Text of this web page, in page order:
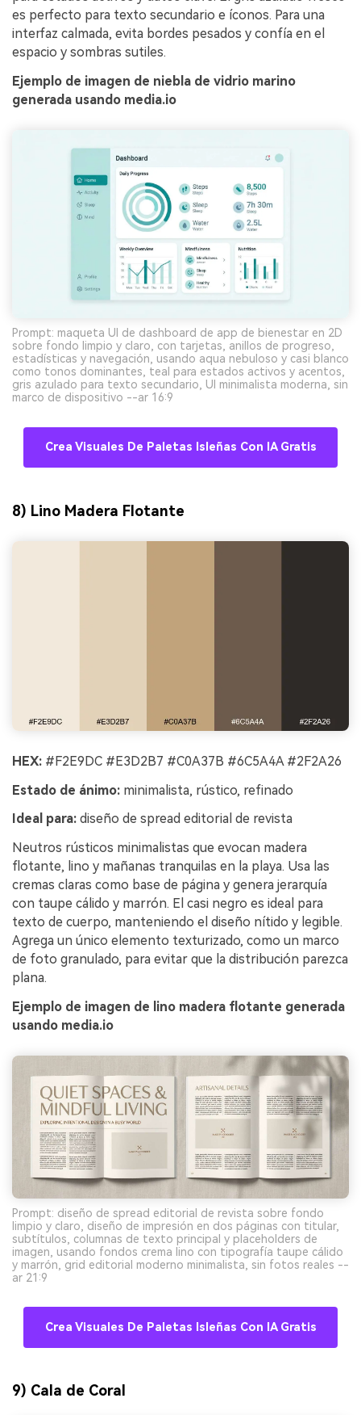
es perfecto para texto secundario e íconos. Para una
interfaz calmada, evita bordes pesados y confía en el
espacio y sombras sutiles.
Ejemplo de imagen de niebla de vidrio marino
generada usando media.io
Prompt: maqueta UI de dashboard de app de bienestar en 2D
sobre fondo limpio y claro, con tarjetas, anillos de progreso,
estadísticas y navegación, usando aqua nebuloso y casi blanco
como tonos dominantes, teal para estados activos y acentos,
gris azulado para texto secundario, UI minimalista moderna, sin
marco de dispositivo --ar 16:9
Crea Visuales De Paletas Isleñas Con IA Gratis
8) Lino Madera Flotante
HEX: #F2E9DC #E3D2B7 #C0A37B #6C5A4A #2F2A26
Estado de ánimo: minimalista, rústico, refinado
Ideal para: diseño de spread editorial de revista
Neutros rústicos minimalistas que evocan madera
flotante, lino y mañanas tranquilas en la playa. Usa las
cremas claras como base de página y genera jerarquía
con taupe cálido y marrón. El casi negro es ideal para
texto de cuerpo, manteniendo el diseño nítido y legible.
Agrega un único elemento texturizado, como un marco
de foto granulado, para evitar que la distribución parezca
plana.
Ejemplo de imagen de lino madera flotante generada
usando media.io
Prompt: diseño de spread editorial de revista sobre fondo
limpio y claro, diseño de impresión en dos páginas con titular,
subtítulos, columnas de texto principal y placeholders de
imagen, usando fondos crema lino con tipografía taupe cálido
y marrón, grid editorial moderno minimalista, sin fotos reales --
ar 21:9
Crea Visuales De Paletas Isleñas Con IA Gratis
9) Cala de Coral